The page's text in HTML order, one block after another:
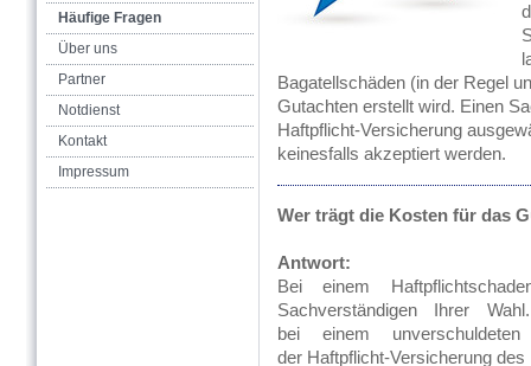
Häufige Fragen
Über uns
Partner
Notdienst
Kontakt
Impressum
Bagatellschäden (in der Regel
Gutachten erstellt wird. Einen
Haftpflicht-Versicherung
keinesfalls akzeptiert werden.
Wer trägt die Kosten für das
Antwort:
Bei einem
Sachverständigen Ihrer
bei einem
der Haftpflicht-Versicherung